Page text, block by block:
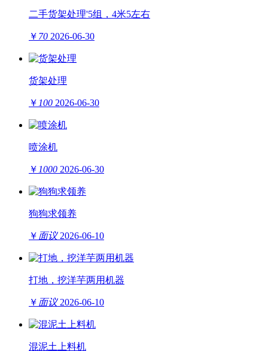
二手货架处理'5组，4米5左右
￥ 70 2026-06-30
货架处理
￥ 100 2026-06-30
喷涂机
￥ 1000 2026-06-30
狗狗求领养
￥ 面议 2026-06-10
打地，挖洋芋两用机器
￥ 面议 2026-06-10
混泥土上料机